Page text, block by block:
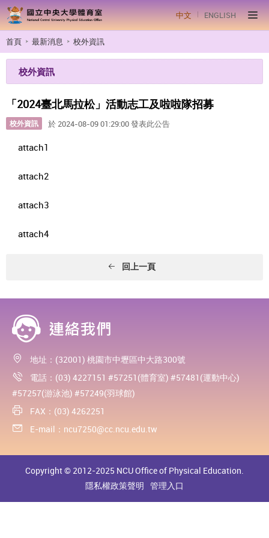
中文 ENGLISH
首頁 最新消息 校外資訊
校外資訊
「2024臺北馬拉松」活動志工及啦啦隊招募
校外資訊 於 2024-08-09 01:29:00 發表此公告
attach1
attach2
attach3
attach4
回上一頁
地址：(32001) 桃園市中壢區中大路300號
電話：(03) 4227151 #57251(體育室) #57481(運動中心)
#57257(游泳池) #57249(羽球館)
FAX：(03) 4262251
E-mail： ncu7250@cc.ncu.edu.tw
Copyright © 2012-2025 NCU Office of Physical Education.
隱私權政策聲明 管理入口